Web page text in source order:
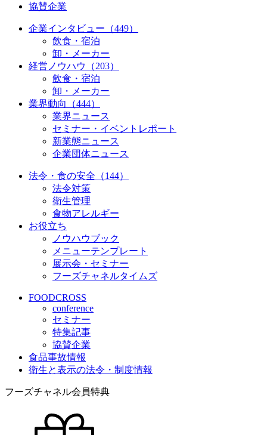
協賛企業
企業インタビュー（449）
飲食・宿泊
卸・メーカー
経営ノウハウ（203）
飲食・宿泊
卸・メーカー
業界動向（444）
業界ニュース
セミナー・イベントレポート
新業態ニュース
企業団体ニュース
法令・食の安全（144）
法令対策
衛生管理
食物アレルギー
お役立ち
ノウハウブック
メニューテンプレート
展示会・セミナー
フーズチャネルタイムズ
FOODCROSS
conference
セミナー
特集記事
協賛企業
食品事故情報
衛生と表示の法令・制度情報
フーズチャネル会員特典